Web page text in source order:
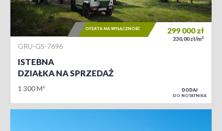
GRU-GS-7696
ISTEBNA
DZIAŁKA NA SPRZEDAŻ
1 300 M²
299 000zł
230,00 zł/m2
OFERTA NA WYŁĄCZNOŚĆ
DODAJ
DO NOTATNIKA